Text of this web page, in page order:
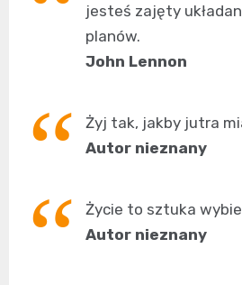
jesteś zajęty
planów.
John Lennon
Żyj tak, jakby jutra
Autor nieznany
Życie to sztuka
Autor nieznany